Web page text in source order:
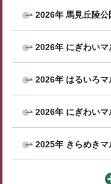
2026年 馬見丘陵公
2026年 にぎわい
2026年 はるいろマ
2026年 にぎわいマ
2025年 きらめきマ